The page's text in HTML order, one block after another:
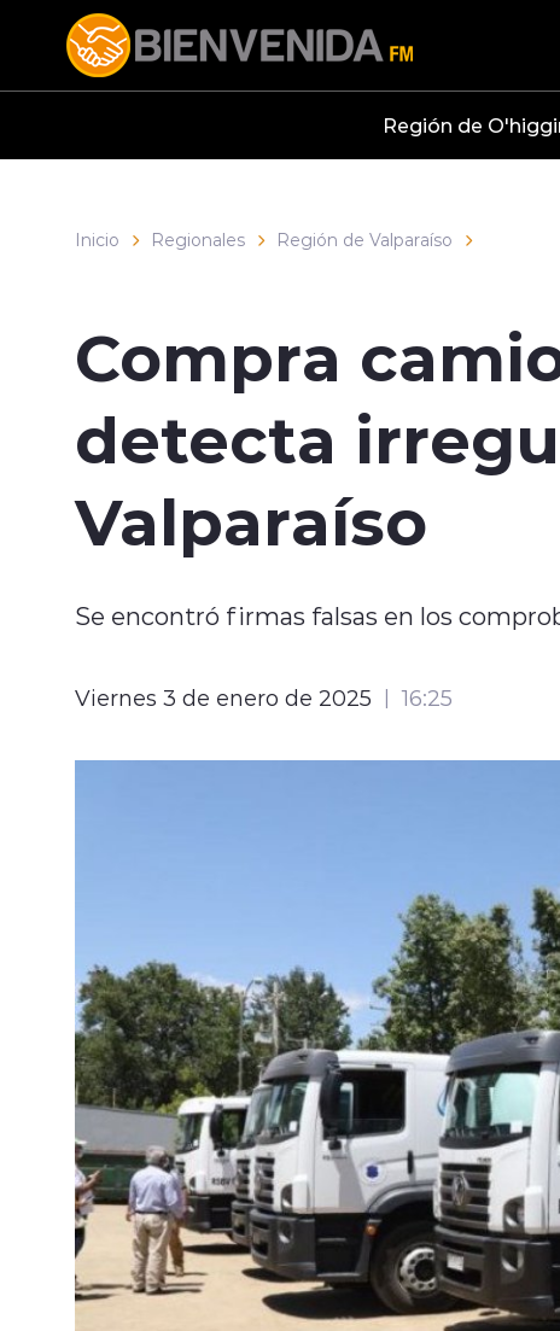
Click acá para ir directamente al contenido
Región de
Inicio Regionales Región de Valparaíso
Compra
detecta
Valparaíso
Se encontró firmas falsas en los
Viernes 3 de enero de 2025 16:25